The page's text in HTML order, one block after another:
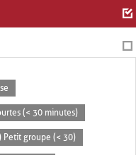
(< 30 minutes)
Petit groupe (< 30)